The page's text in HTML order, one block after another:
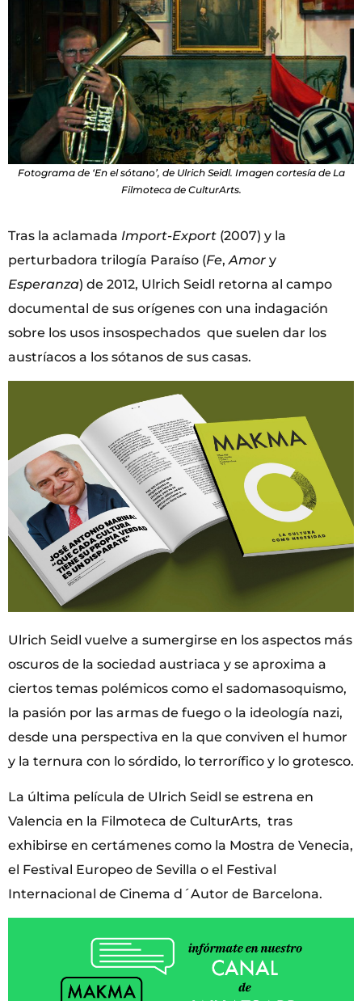
Fotograma de ‘En el sótano’, de Ulrich Seidl. Imagen cortesía de La
Filmoteca de CulturArts.
Tras la aclamada Import-Export (2007) y la
perturbadora trilogía Paraíso (Fe,Amor y
Esperanza) de 2012, Ulrich Seidl retorna al campo
documental de sus orígenes con una indagación
sobre los usos insospechados que suelen dar los
austríacos a los sótanos de sus casas.
Ulrich Seidl vuelve a sumergirse en los aspectos más
oscuros de la sociedad austriaca y se aproxima a
ciertos temas polémicos como el sadomasoquismo,
la pasión por las armas de fuego o la ideología nazi,
desde una perspectiva en la que conviven el humor
y la ternura con lo sórdido, lo terrorífico y lo grotesco.
La última película de Ulrich Seidl se estrena en
Valencia en la Filmoteca de CulturArts, tras
exhibirse en certámenes como la Mostra de Venecia,
el Festival Europeo de Sevilla o el Festival
Internacional de Cinema d´Autor de Barcelona.